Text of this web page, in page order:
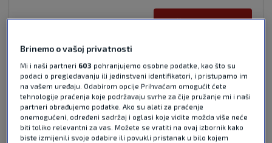
Pošalji odgovor
Pošalji
Brinemo o vašoj privatnosti
Mi i naši partneri 603 pohranjujemo osobne podatke, kao što su
podaci o pregledavanju ili jedinstveni identifikatori, i pristupamo im
na vašem uređaju. Odabirom opcije Prihvaćam omogućit ćete
tehnologije praćenja koje podržavaju svrhe za čije pružanje mi i naši
partneri obrađujemo podatke. Ako su alati za praćenje
onemogućeni, određeni sadržaj i oglasi koje vidite možda više neće
biti toliko relevantni za vas. Možete se vratiti na ovaj izbornik kako
biste izmijenili svoje odabire ili povukli pristanak u bilo kojem